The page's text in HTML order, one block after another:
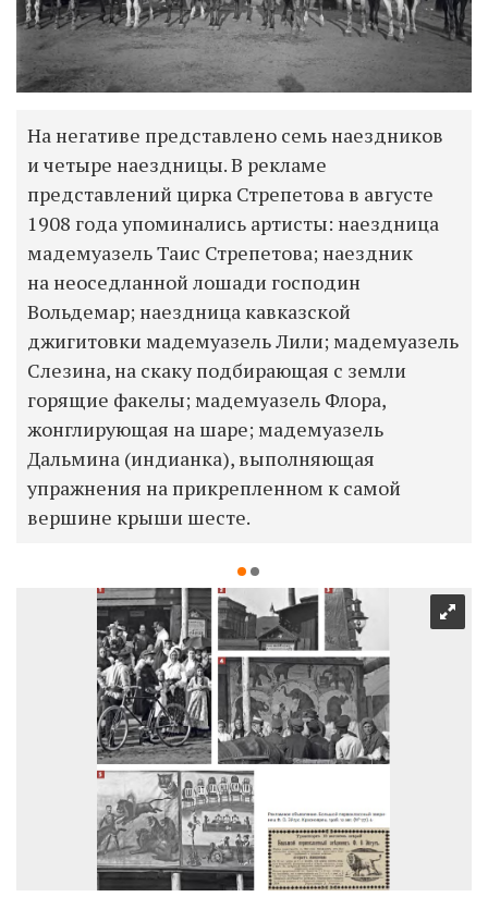
На негативе представлено семь наездников
и четыре наездницы. В рекламе
представлений цирка Стрепетова в августе
1908 года упоминались артисты: наездница
мадемуазель Таис Стрепетова; наездник
на неоседланной лошади господин
Вольдемар; наездница кавказской
джигитовки мадемуазель Лили; мадемуазель
Слезина, на скаку подбирающая с земли
горящие факелы; мадемуазель Флора,
жонглирующая на шаре; мадемуазель
Дальмина (индианка), выполняющая
упражнения на прикрепленном к самой
вершине крыши шесте.